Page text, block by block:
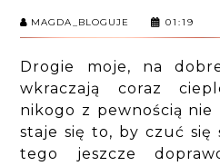
MAGDA_BLOGUJE 01:19
Drogie moje, na
wkraczają coraz
nikogo z pewnością nie
staje się to, by czuć się
tego jeszcze